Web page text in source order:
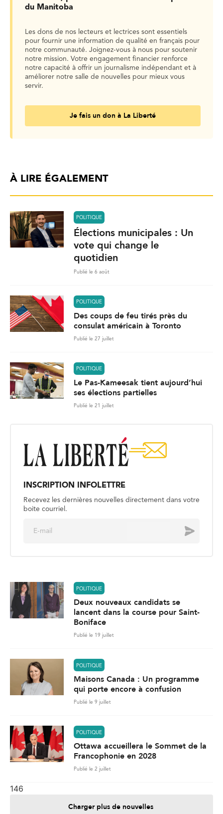
du Manitoba
Les dons de nos lecteurs et lectrices sont essentiels
pour fournir une information de qualité en français pour
notre communauté. Joignez-vous à nous pour soutenir
notre mission. Votre engagement financier renforce
notre capacité à offrir un journalisme indépendant et à
améliorer notre salle de nouvelles pour mieux vous
servir.
Je fais un don à La Liberté
À LIRE ÉGALEMENT
POLITIQUE
Élections municipales : Un
vote qui change le
quotidien
Publié le 6 août
POLITIQUE
Des coups de feu tirés près du
consulat américain à Toronto
Publié le 27 juillet
POLITIQUE
Le Pas-Kameesak tient aujourd’hui
ses élections partielles
Publié le 21 juillet
INSCRIPTION INFOLETTRE
Recevez les dernières nouvelles directement dans votre
boite courriel.
Envoyer
POLITIQUE
Deux nouveaux candidats se
lancent dans la course pour Saint-
Boniface
Publié le 19 juillet
POLITIQUE
Maisons Canada : Un programme
qui porte encore à confusion
Publié le 9 juillet
POLITIQUE
Ottawa accueillera le Sommet de la
Francophonie en 2028
Publié le 2 juillet
146
Charger plus de nouvelles